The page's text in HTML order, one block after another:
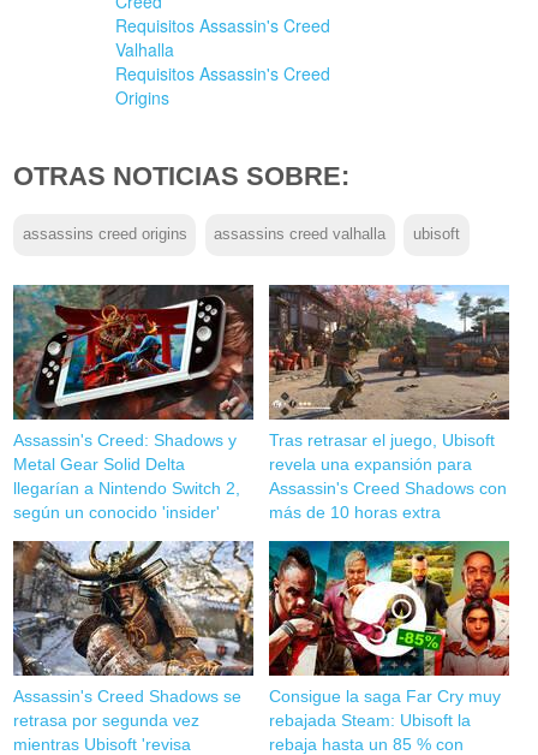
Requisitos Assassin's Creed
Valhalla
Requisitos Assassin's Creed
Origins
OTRAS NOTICIAS SOBRE:
assassins creed origins assassins creed valhalla ubisoft
Assassin's Creed: Shadows y
Metal Gear Solid Delta
llegarían a Nintendo Switch 2,
según un conocido 'insider'
Tras retrasar el juego, Ubisoft
revela una expansión para
Assassin's Creed Shadows con
más de 10 horas extra
Assassin's Creed Shadows se
retrasa por segunda vez
mientras Ubisoft 'revisa
Consigue la saga Far Cry muy
rebajada Steam: Ubisoft la
rebaja hasta un 85 % con